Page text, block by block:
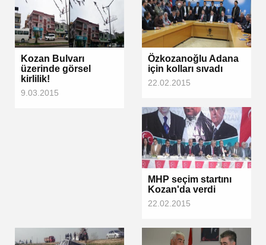
Kozan Bulvarı
üzerinde görsel
kirlilik!
9.03.2015
Özkozanoğlu Adana
için kolları sıvadı
22.02.2015
MHP seçim startını
Kozan'da verdi
22.02.2015